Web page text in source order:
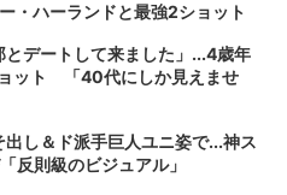
・ハーランドと最強2ショット
デートして来ました」...4歳年
ット 「40代にしか見えませ
し＆ド派手巨人ユニ姿で...神ス
反則級のビジュアル」